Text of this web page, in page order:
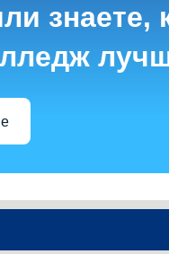
знаете,